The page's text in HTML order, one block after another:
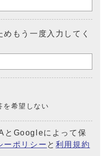
もう一度入力してく
を希望しない
とGoogleによって保
ーポリシー と 利用規約